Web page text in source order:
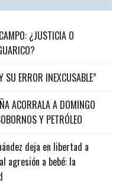
¿JUSTICIA O
SU ERROR INEXCUSABLE”
ACORRALA A DOMINGO
Y PETRÓLEO
deja en libertad a
agresión a bebé: la